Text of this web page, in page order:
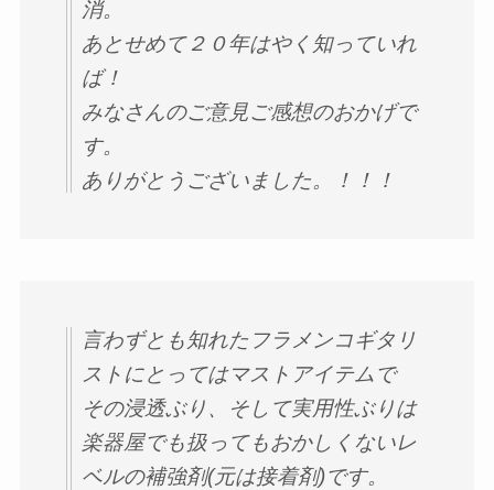
消。
あとせめて２０年はやく知っていれ
ば！
みなさんのご意見ご感想のおかげで
す。
ありがとうございました。！！！
言わずとも知れたフラメンコギタリ
ストにとってはマストアイテムで
その浸透ぶり、そして実用性ぶりは
楽器屋でも扱ってもおかしくないレ
ベルの補強剤(元は接着剤)です。